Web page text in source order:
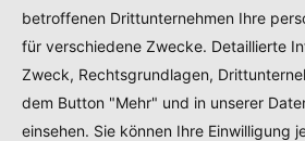
Gewerbepark A 7 92364 Deining
service@analog-manufaktur-
Impressum
betroffenen Drittunternehmen Ihre
für verschiedene Zwecke. Detaillierte
Zweck, Rechtsgrundlagen,
dem Button "Mehr" und in unserer
einsehen. Sie können Ihre Einwilligung